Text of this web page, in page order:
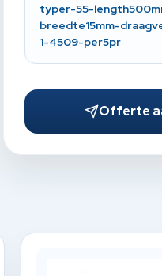
typer-55-
breedte15mm-
1-4509-per5pr
Offerte